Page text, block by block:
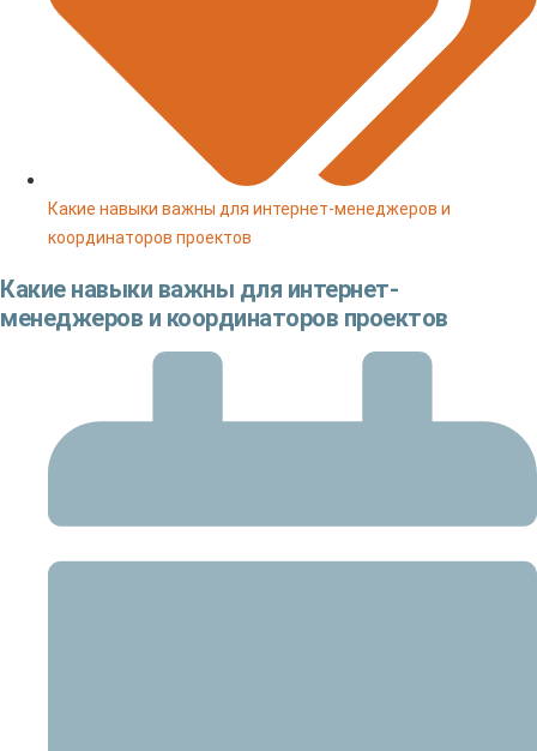
Какие навыки важны для интернет-менеджеров и
координаторов проектов
Какие навыки важны для интернет-
менеджеров и координаторов проектов